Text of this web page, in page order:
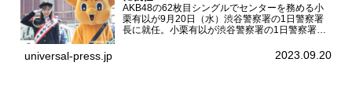
AKB48の62枚目シングルでセンターを務める小
栗有以が9月20日（水）渋谷警察署の1日警察署
長に就任。小栗有以が渋谷警察署の1日警察署長
での10日間実施される令和5年 秋の全国交通安全
universal-press.jp 2023.09.20